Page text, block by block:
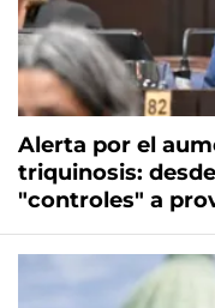
Alerta por el
triquinosis:
"controles" a